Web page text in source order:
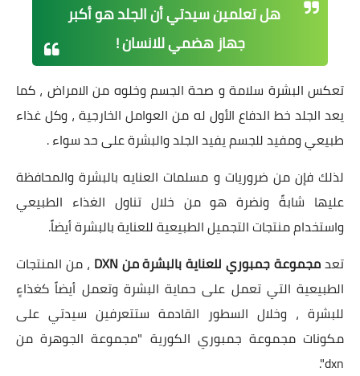
هل تعلمين سيدتي أن الجلد هو أكبر
جهاز هضمي للانسان !
تعكس البشرة سلامة و صحة الجسم وخلوه من الامراض ، كما
يعد الجلد خط الدفاع الأول له من العوامل الخارجية ، وكل غذاء
طبيعي ومفيد للجسم يفيد الجلد والبشرة على حد سواء .
لذلك فإن من ضروريات و مسلمات العنايه بالبشرة والمحافظة
عليها شابةً ونضرة هو من خلال تناول الغذاء الطبيعي
واستخدام منتجات التجميل الطبيعية للعناية بالبشرة أيضاً.
تعدمجموعة جمبوري للعناية بالبشرة من DXN
، من المنتجات
الطبيعية التي تعمل على حماية البشرة وتعمل أيضاً كغذاءٍ
للبشرة ، وخلال السطور القادمة ستتعرفين سيدتي على
مكونات مجموعة جمبوري الكورية "مجموعة الجوهرة من
dxn".